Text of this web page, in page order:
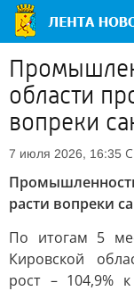
области
вопреки
7 июля 2026, 16:35
расти вопреки
По итогам 5
Кировской
рост – 104,9%